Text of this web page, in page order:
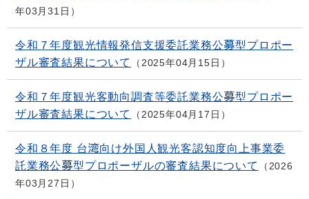
年03月31日
令和７年度観光情報発信支援委託業務公募型プロポー
ザル審査結果について
2025年04月15日
令和７年度観光客動向調査等委託業務公募型プロポー
ザル審査結果について
2025年04月17日
令和８年度 台湾向け外国人観光客認知度向上事業委
託業務公募型プロポーザルの審査結果について
2026
年03月27日